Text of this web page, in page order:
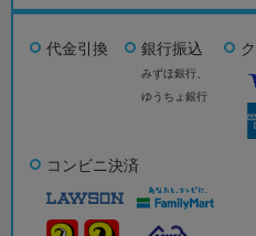
代金引換 銀行振込
みずほ銀行、
ゆうちょ銀行
コンビニ決済